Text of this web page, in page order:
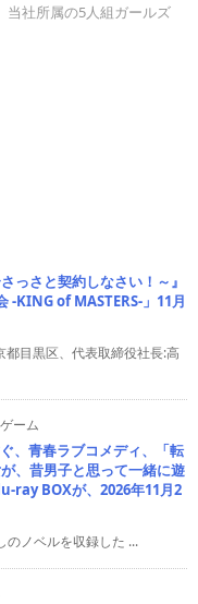
当社所属の5人組ガールズ
っさと契約しなさい！～』
-KING of MASTERS-」11月
目黒区、代表取締役社長:高
ーム
、青春ラブコメディ、「転
、昔男子と思って一緒に遊
ray BOXが、2026年11月2
ノベルを収録した ...